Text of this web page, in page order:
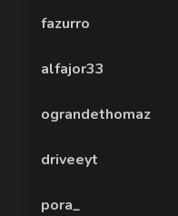
fazurro
alfajor33
ograndethomaz
driveeyt
pora_